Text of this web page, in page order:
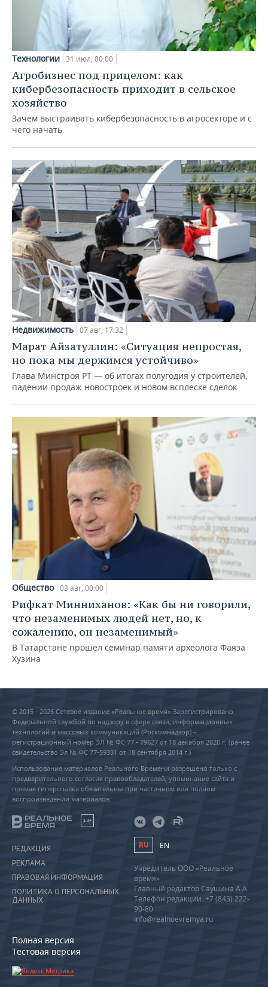
Технологии 31 июл, 00:00
Агробизнес под прицелом: как
кибербезопасность приходит в сельское
хозяйство
Зачем выстраивать кибербезопасность в агросекторе и с
чего начать
Недвижимость 07 авг, 17:32
Марат Айзатуллин: «Ситуация непростая,
но пока мы держимся устойчиво»
Глава Минстроя РТ — об итогах полугодия у строителей,
падении продаж новостроек и новом всплеске сделок
Общество 03 авг, 00:00
Рифкат Минниханов: «Как бы ни говорили,
что незаменимых людей нет, но, к
сожалению, он незаменимый»
В Татарстане прошел семинар памяти археолога Фаяза
Хузина
© 2015 - 2026 Сетевое издание «Реальное время» Зарегистрировано
Федеральной службой по надзору в сфере связи, информационных
технологий и массовых коммуникаций (Роскомнадзор) –
регистрационный номер ЭЛ № ФС 77 - 79627 от 18 декабря 2020 г. (ранее
свидетельство Эл № ФС 77-59331 от 18 сентября 2014 г.)
Использование материалов Реального Времени разрешено только с
предварительного согласия правообладателей, упоминание сайта и
прямая гиперссылка обязательны при частичном или полном
воспроизведении материалов.
18+
РЕДАКЦИЯ
РЕКЛАМА
ПРАВОВАЯ ИНФОРМАЦИЯ
ПОЛИТИКА О ПЕРСОНАЛЬНЫХ
ДАННЫХ
Полная версия
Тестовая версия
RU EN
Учредитель ООО «Реальное
время»
Главный редактор Саушина А.А.
Телефон редакции: +7 (843) 222-
90-80
info@realnoevremya.ru